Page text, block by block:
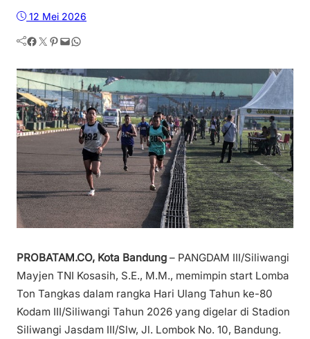
12 Mei 2026
Facebook Twitter Pinterest Mail WhatsApp
PROBATAM.CO, Kota Bandung – PANGDAM III/Siliwangi
Mayjen TNI Kosasih, S.E., M.M., memimpin start Lomba
Ton Tangkas dalam rangka Hari Ulang Tahun ke-80
Kodam III/Siliwangi Tahun 2026 yang digelar di Stadion
Siliwangi Jasdam III/Slw, Jl. Lombok No. 10, Bandung.